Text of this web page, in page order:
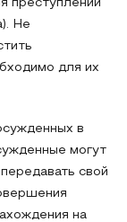
преступлений
Не
для их
в
могут
свой
на